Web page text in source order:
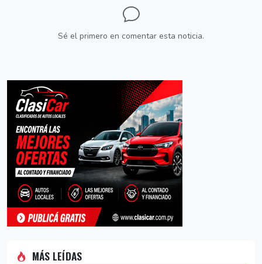
Sé el primero en comentar esta noticia.
MÁS LEÍDAS